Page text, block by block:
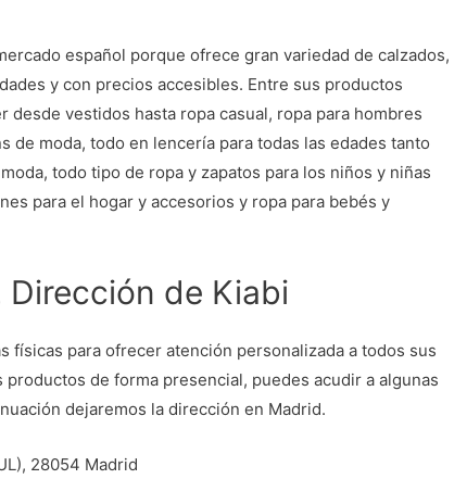
español porque ofrece gran variedad de calzados,
y con precios accesibles. Entre sus productos
desde vestidos hasta ropa casual, ropa para hombres
de moda, todo en lencería para todas las edades tanto
todo tipo de ropa y zapatos para los niños y niñas
para el hogar y accesorios y ropa para bebés y
de Kiabi
físicas para ofrecer atención personalizada a todos sus
de forma presencial, puedes acudir a algunas
dejaremos la dirección en Madrid.
28054 Madrid